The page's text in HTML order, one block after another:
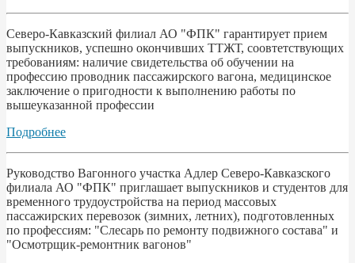
Северо-Кавказский филиал АО "ФПК" гарантирует прием
выпускников, успешно окончивших ТТЖТ, соовтетствующих
требованиям: наличие свидетельства об обучении на
профессию проводник пассажирского вагона, медицинское
заключение о пригодности к выполнению работы по
вышеуказанной профессии
Подробнее
Руководство Вагонного участка Адлер Северо-Кавказского
филиала АО "ФПК" приглашает выпускников и студентов для
временного трудоустройства на период массовых
пассажирских перевозок (зимних, летних), подготовленных
по профессиям: "Слесарь по ремонту подвижного состава" и
"Осмотрщик-ремонтник вагонов"